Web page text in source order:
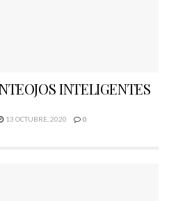
INTELIGENTES
13 OCTUBRE, 2020 0